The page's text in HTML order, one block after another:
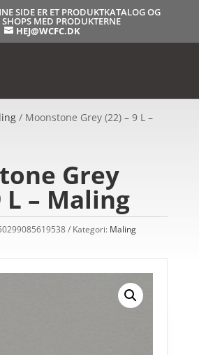
SIDE ER ET PRODUKTKATALOG OG
MED PRODUKTERNE
HEJ@WCFC.DK
/ Moonstone Grey (22) – 9 L –
Grey
L – Maling
Kategori: Maling